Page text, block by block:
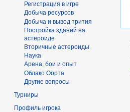
Регистрация в игре
Добыча ресурсов
Добыча и вывод трития
Постройка зданий на
астероиде
Вторичныe астероиды
Hаука
Арена, бои и опыт
Облако Оорта
Другие вопросы
Турниры
Профиль игрока